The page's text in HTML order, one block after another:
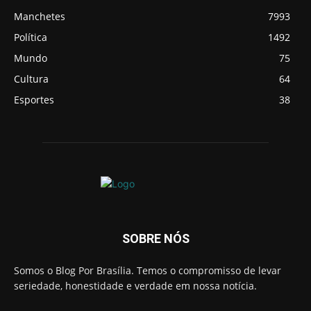
Manchetes
7993
Política
1492
Mundo
75
Cultura
64
Esportes
38
SOBRE NÓS
Somos o Blog Por Brasília. Temos o compromisso de levar
seriedade, honestidade e verdade em nossa notícia.